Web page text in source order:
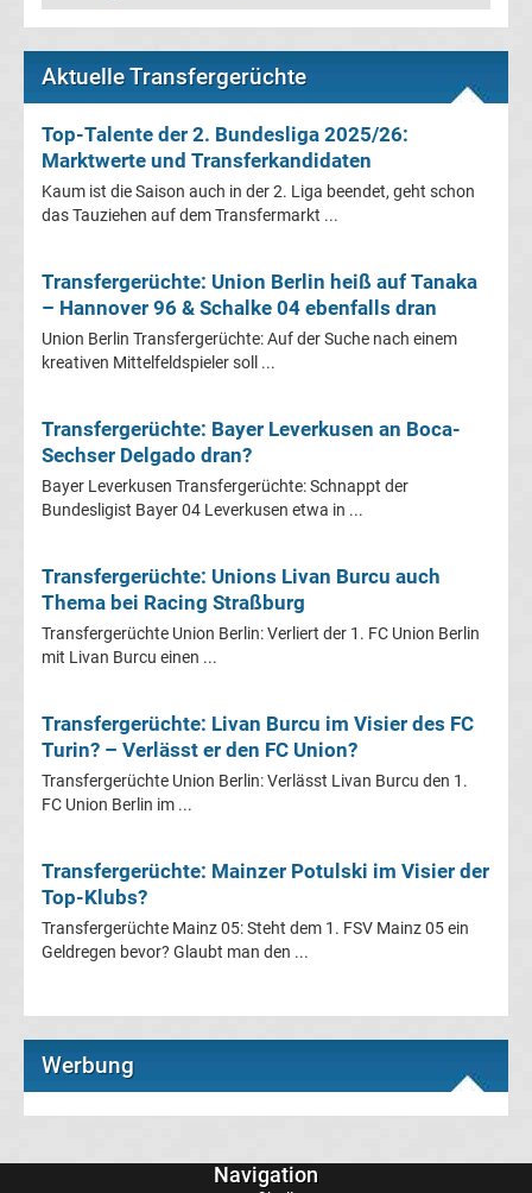
Amateurfußball
Transfergerüchte
-
Meldungen
Transfermarkt
Trainerentlassungen
Bundesliga
Porträts
Fußball
Bundesliga
2.
Liga
DFB-
Aktuelle Transfergerüchte
Top-Talente der 2. Bundesliga 2025/26:
Marktwerte und Transferkandidaten
Kaum ist die Saison auch in der 2. Liga beendet, geht schon
das Tauziehen auf dem Transfermarkt ...
Transfergerüchte: Union Berlin heiß auf Tanaka
– Hannover 96 & Schalke 04 ebenfalls dran
Union Berlin Transfergerüchte: Auf der Suche nach einem
kreativen Mittelfeldspieler soll ...
Transfergerüchte: Bayer Leverkusen an Boca-
Sechser Delgado dran?
Bayer Leverkusen Transfergerüchte: Schnappt der
Bundesligist Bayer 04 Leverkusen etwa in ...
Transfergerüchte: Unions Livan Burcu auch
Thema bei Racing Straßburg
Transfergerüchte Union Berlin: Verliert der 1. FC Union Berlin
mit Livan Burcu einen ...
Transfergerüchte: Livan Burcu im Visier des FC
Turin? – Verlässt er den FC Union?
Transfergerüchte Union Berlin: Verlässt Livan Burcu den 1.
FC Union Berlin im ...
Transfergerüchte: Mainzer Potulski im Visier der
Top-Klubs?
Transfergerüchte Mainz 05: Steht dem 1. FSV Mainz 05 ein
Geldregen bevor? Glaubt man den ...
Werbung
Navigation